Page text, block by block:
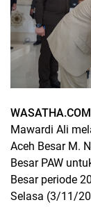
Mawardi Ali
Aceh Besar M.
Besar PAW
Besar periode
Selasa (3/11/